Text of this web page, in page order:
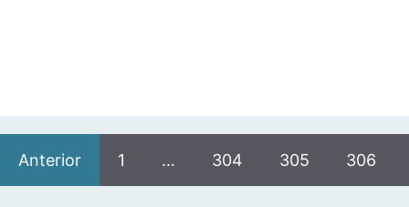
Anterior 1 … 304 305 306